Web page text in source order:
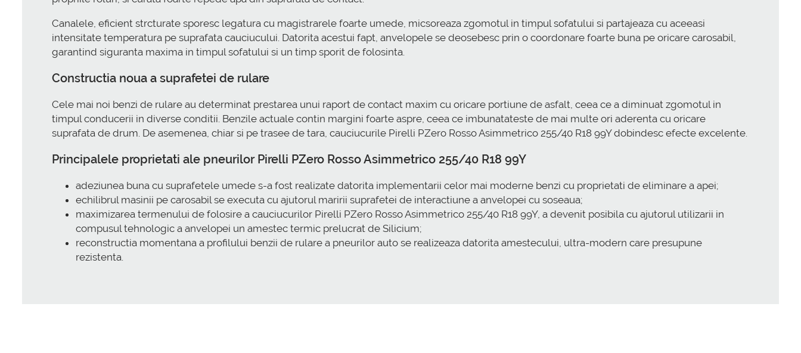
Canalele, eficient strcturate sporesc legatura cu magistrarele foarte umede, micsoreaza zgomotul in timpul sofatului si partajeaza cu aceeasi
intensitate temperatura pe suprafata cauciucului. Datorita acestui fapt, anvelopele se deosebesc prin o coordonare foarte buna pe oricare carosabil,
garantind siguranta maxima in timpul sofatului si un timp sporit de folosinta.
Constructia noua a suprafetei de rulare
Cele mai noi benzi de rulare au determinat prestarea unui raport de contact maxim cu oricare portiune de asfalt, ceea ce a diminuat zgomotul in
timpul conducerii in diverse conditii. Benzile actuale contin margini foarte aspre, ceea ce imbunatateste de mai multe ori aderenta cu oricare
suprafata de drum. De asemenea, chiar si pe trasee de tara, cauciucurile Pirelli PZero Rosso Asimmetrico 255/40 R18 99Y dobindesc efecte excelente.
Principalele proprietati ale pneurilor Pirelli PZero Rosso Asimmetrico 255/40 R18 99Y
adeziunea buna cu suprafetele umede s-a fost realizate datorita implementarii celor mai moderne benzi cu proprietati de eliminare a apei;
echilibrul masinii pe carosabil se executa cu ajutorul maririi suprafetei de interactiune a anvelopei cu soseaua;
maximizarea termenului de folosire a cauciucurilor Pirelli PZero Rosso Asimmetrico 255/40 R18 99Y, a devenit posibila cu ajutorul utilizarii in
compusul tehnologic a anvelopei un amestec termic prelucrat de Silicium;
reconstructia momentana a profilului benzii de rulare a pneurilor auto se realizeaza datorita amestecului, ultra-modern care presupune
rezistenta.